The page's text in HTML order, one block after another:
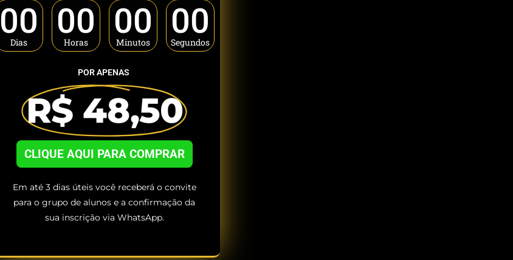
00
Dias
00
Horas
00
Minutos
00
Segundos
POR APENAS
R$ 48,50
CLIQUE AQUI PARA COMPRAR
Em até 3 dias úteis você receberá o convite
para o grupo de alunos e a confirmação da
sua inscrição via WhatsApp.